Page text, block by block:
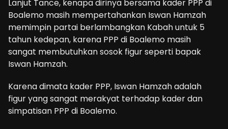
Lanjut Tance, kenapa dirinya bersama kader PPP di
Boalemo masih mempertahankan Iswan Hamzah
memimpin partai berlambangkan Kabah untuk 5
tahun kedepan, karena PPP di Boalemo masih
sangat membutuhkan sosok figur seperti bapak
Iswan Hamzah.
Karena dimata kader PPP, Iswan Hamzah adalah
figur yang sangat merakyat terhadap kader dan
simpatisan PPP di Boalemo.